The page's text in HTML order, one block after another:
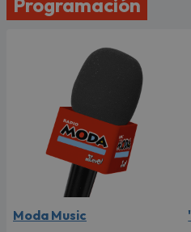
Programación
Moda Music